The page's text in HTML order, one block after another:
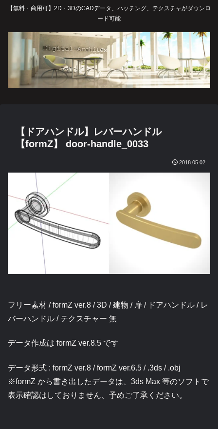
【無料・商用可】2D・3DのCADデータ、ハッチング、テクスチャがダウンロ
ード可能
【ドアハンドル】レバーハンドル
【formZ】 door-handle_0033
2018.05.02
フリー素材 / formZ ver.8 / 3D / 建物 / 扉 / ドアハンドル / レ
バーハンドル / テクスチャー 無
データ作成は formZ ver.8.5 です
データ形式 : formZ ver.8 / formZ ver.6.5 / .3ds / .obj
※formZ から書き出したデータは、3ds Max 等のソフトで
表示確認はしておりません、予めご了承ください。